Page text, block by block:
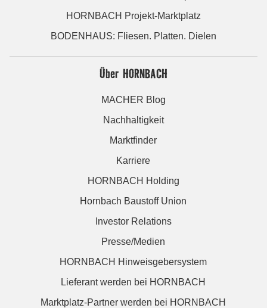
HORNBACH Projekt-Marktplatz
BODENHAUS: Fliesen. Platten. Dielen
Über HORNBACH
MACHER Blog
Nachhaltigkeit
Marktfinder
Karriere
HORNBACH Holding
Hornbach Baustoff Union
Investor Relations
Presse/Medien
HORNBACH Hinweisgebersystem
Lieferant werden bei HORNBACH
Marktplatz-Partner werden bei HORNBACH